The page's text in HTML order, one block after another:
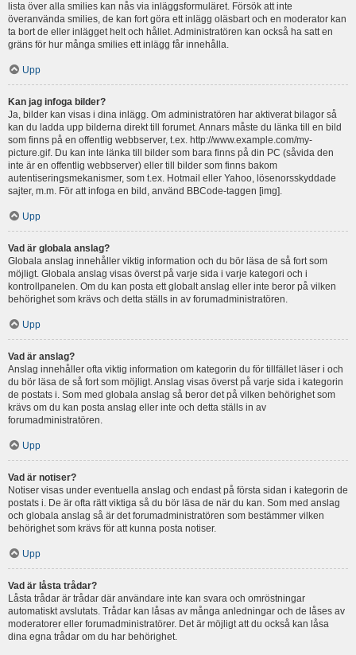
lista över alla smilies kan nås via inläggsformuläret. Försök att inte
överanvända smilies, de kan fort göra ett inlägg oläsbart och en moderator kan
ta bort de eller inlägget helt och hållet. Administratören kan också ha satt en
gräns för hur många smilies ett inlägg får innehålla.
Upp
Kan jag infoga bilder?
Ja, bilder kan visas i dina inlägg. Om administratören har aktiverat bilagor så
kan du ladda upp bilderna direkt till forumet. Annars måste du länka till en bild
som finns på en offentlig webbserver, t.ex. http://www.example.com/my-
picture.gif. Du kan inte länka till bilder som bara finns på din PC (såvida den
inte är en offentlig webbserver) eller till bilder som finns bakom
autentiseringsmekanismer, som t.ex. Hotmail eller Yahoo, lösenorsskyddade
sajter, m.m. För att infoga en bild, använd BBCode-taggen [img].
Upp
Vad är globala anslag?
Globala anslag innehåller viktig information och du bör läsa de så fort som
möjligt. Globala anslag visas överst på varje sida i varje kategori och i
kontrollpanelen. Om du kan posta ett globalt anslag eller inte beror på vilken
behörighet som krävs och detta ställs in av forumadministratören.
Upp
Vad är anslag?
Anslag innehåller ofta viktig information om kategorin du för tillfället läser i och
du bör läsa de så fort som möjligt. Anslag visas överst på varje sida i kategorin
de postats i. Som med globala anslag så beror det på vilken behörighet som
krävs om du kan posta anslag eller inte och detta ställs in av
forumadministratören.
Upp
Vad är notiser?
Notiser visas under eventuella anslag och endast på första sidan i kategorin de
postats i. De är ofta rätt viktiga så du bör läsa de när du kan. Som med anslag
och globala anslag så är det forumadministratören som bestämmer vilken
behörighet som krävs för att kunna posta notiser.
Upp
Vad är låsta trådar?
Låsta trådar är trådar där användare inte kan svara och omröstningar
automatiskt avslutats. Trådar kan låsas av många anledningar och de låses av
moderatorer eller forumadministratörer. Det är möjligt att du också kan låsa
dina egna trådar om du har behörighet.